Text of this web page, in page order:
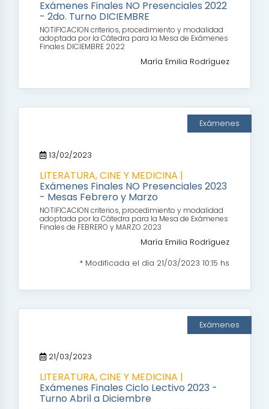
Exámenes Finales NO Presenciales 2022
- 2do. Turno DICIEMBRE
NOTIFICACION criterios, procedimiento y modalidad
adoptada por la Cátedra para la Mesa de Exámenes
Finales DICIEMBRE 2022
María Emilia Rodríguez
Exámenes
13/02/2023
LITERATURA, CINE Y MEDICINA |
Exámenes Finales NO Presenciales 2023
- Mesas Febrero y Marzo
NOTIFICACION criterios, procedimiento y modalidad
adoptada por la Cátedra para la Mesa de Exámenes
Finales de FEBRERO y MARZO 2023
María Emilia Rodríguez
* Modificada el día 21/03/2023 10:15 hs
Exámenes
21/03/2023
LITERATURA, CINE Y MEDICINA |
Exámenes Finales Ciclo Lectivo 2023 -
Turno Abril a Diciembre